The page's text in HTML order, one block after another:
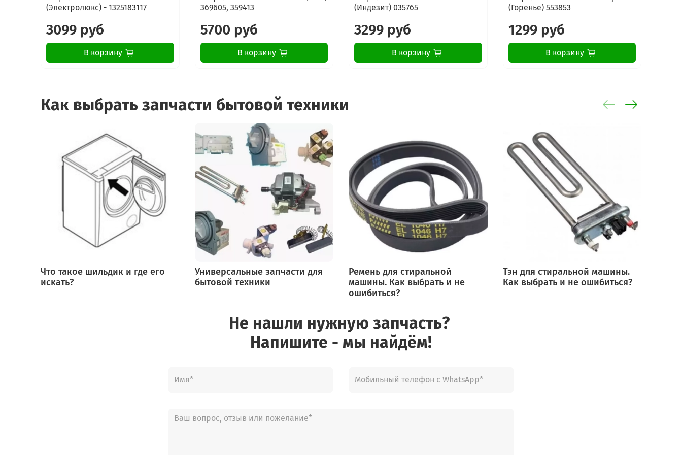
Gorenje WA60149
Gorenje EWM246DWIT/E01
Gorenje EWM246DWIT/E02
Gorenje EWM246DWIT
Gorenje WA626
Gorenje 00.116.153 8
Gorenje KWA50082
Gorenje WS50085
Gorenje K6.1100N
Gorenje WA50100
Gorenje KWA50085
Gorenje WS5145B
Gorenje WA60129
Gorenje WA60Z085R
Gorenje WA60085R
Gorenje WA714SYW
Gorenje WS5229
Gorenje WS5229
Gorenje WA50085
Gorenje WS40129
Gorenje WA50129
Gorenje WA60065
Gorenje WA60065R
Gorenje WA60125
Gorenje WS50125
(Электролюкс) - 1325183117
3099 руб
В корзину
369605, 359413
5700 руб
В корзину
(Индезит) 035765
3299 руб
В корзину
(Горенье) 553853
1299 руб
В корзину
Как выбрать запчасти бытовой техники
Что такое шильдик и где его
искать?
Универсальные запчасти для
бытовой техники
Ремень для стиральной
машины. Как выбрать и не
ошибиться?
Тэн для стиральной машины.
Как выбрать и не ошибиться?
Не нашли нужную запчасть?
Напишите - мы найдём!